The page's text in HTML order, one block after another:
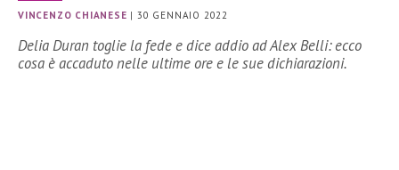
VINCENZO CHIANESE |30 GENNAIO 2022
Delia Duran toglie la fede e dice addio ad Alex Belli: ecco
cosa è accaduto nelle ultime ore e le sue dichiarazioni.